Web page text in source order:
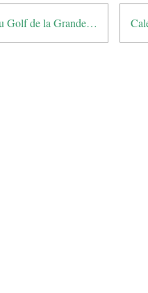
2018 Coupe de Noël au Golf de la Grande Bastide